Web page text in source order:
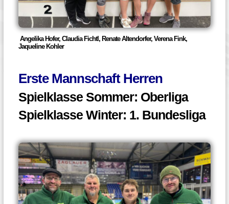
Angelika Hofer, Claudia Fichtl, Renate Altendorfer, Verena Fink,
Jaqueline Kohler
Erste Mannschaft Herren
Spielklasse Sommer: Oberliga
Spielklasse Winter: 1. Bundesliga